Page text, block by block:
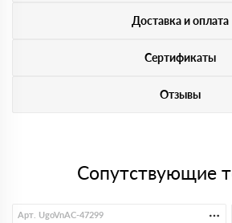
Доставка и оплата
Сертификаты
Отзывы
Сопутствующие
Арт. UgoVnAC-47299